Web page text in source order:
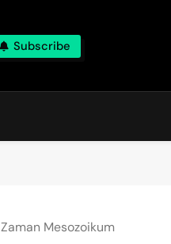
Subscribe
Zaman Mesozoikum